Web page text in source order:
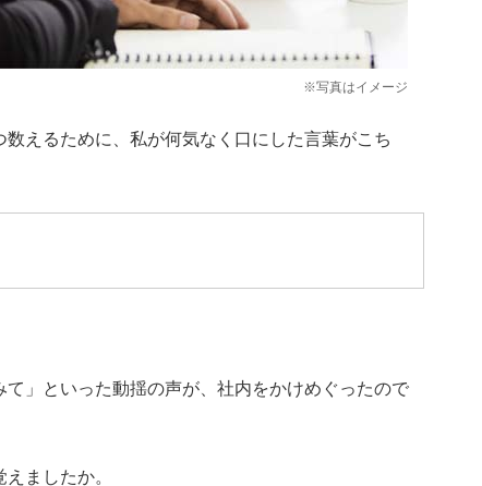
※写真はイメージ
数えるために、私が何気なく口にした言葉がこち
て」といった動揺の声が、社内をかけめぐったので
ましたか。